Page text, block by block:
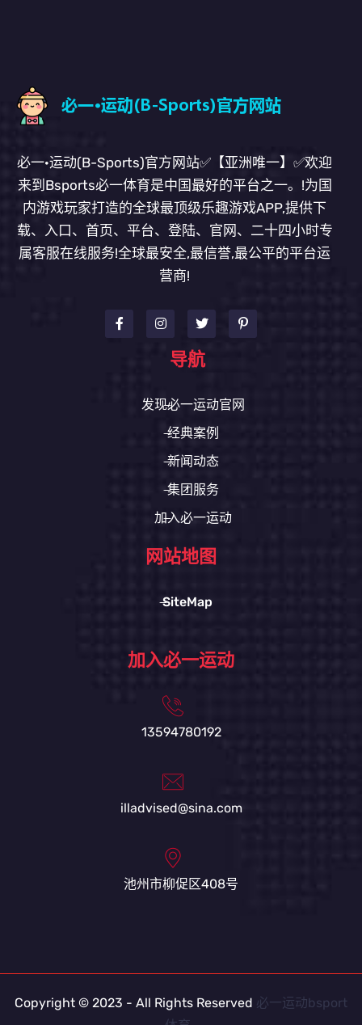
必一·运动(B-Sports)官方网站✅【亚洲唯一】✅欢迎
来到Bsports必一体育是中国最好的平台之一。!为国
内游戏玩家打造的全球最顶级乐趣游戏APP,提供下
载、入口、首页、平台、登陆、官网、二十四小时专
属客服在线服务!全球最安全,最信誉,最公平的平台运
营商!
导航
发现必一运动官网
经典案例
新闻动态
集团服务
加入必一运动
网站地图
SiteMap
加入必一运动
13594780192
illadvised@sina.com
池州市柳促区408号
Copyright © 2023 - All Rights Reserved 必一运动bsport